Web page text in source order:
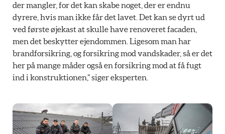
der mangler, for det kan skabe noget, der er endnu
dyrere, hvis man ikke får det lavet. Det kan se dyrt ud
ved første øjekast at skulle have renoveret facaden,
men det beskytter ejendommen. Ligesom man har
brandforsikring, og forsikring mod vandskader, så er det
her på mange måder også en forsikring mod at få fugt
ind i konstruktionen,” siger eksperten.